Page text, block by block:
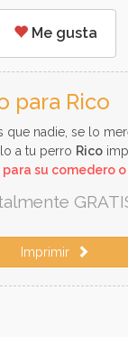
Me gusta
para Rico
que nadie, se lo
a tu perro Rico
su comedero
Imprimir